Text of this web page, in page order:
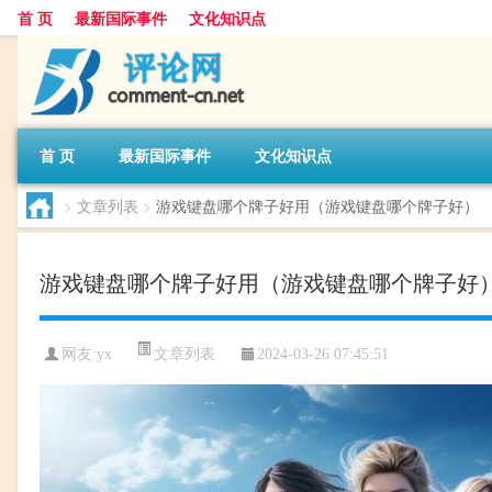
首 页 最新国际事件 文化知识点
首 页 最新国际事件 文化知识点
> 文章列表 > 游戏键盘哪个牌子好用（游戏键盘哪个牌子好）
游戏键盘哪个牌子好用（游戏键盘哪个牌子好
网友:yx 文章列表 2024-03-26 07:45:51